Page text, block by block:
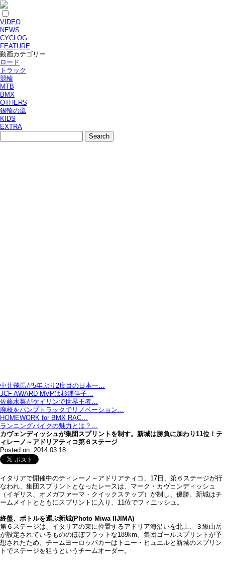
VIDEO
NEWS
CYCLOG
FEATURE
動画カテゴリー
ロード
トラック
競輪
MTB
BMX
OTHERS
銀輪の風
KIDS
EXTRA
中井飛馬が5年ぶり2度目の日本一…
JCF AWARD MVPは杉浦佳子…
佐藤水菜がケイリンで世界王者…
廃校をパンプトラックでリノベーション…
HOMEWORK for BMX RAC…
ランニングバイクの魅力とは？…
カヴェンディッシュが集団スプリントを制す。新城は勝負に加わり11位！テ
ィレーノ～アドリアティコ第６ステージ
Posted on: 2014.03.18
イタリアで開催中のティレーノ～アドリアティコ、17日、第６ステージが行
なわれ、集団スプリントとなったレースは、マーク・カヴェンディッシュ
（イギリス、オメガファーマ・クイックステップ）が制し、優勝。新城はチ
ームメイトとともにスプリントに入り、11位でフィニッシュ。
終盤、ボトルを運ぶ新城(Photo Miwa IIJIMA)
第６ステージは、イタリアの東に位置するアドリア海沿いを北上、３級山岳
が設定されているもののほぼフラットな189km。集団ゴールスプリントが予
想されたため、チームヨーロッパカーはトニー・ヒュエルと新城のスプリン
トでステージを狙うというチームオーダー。